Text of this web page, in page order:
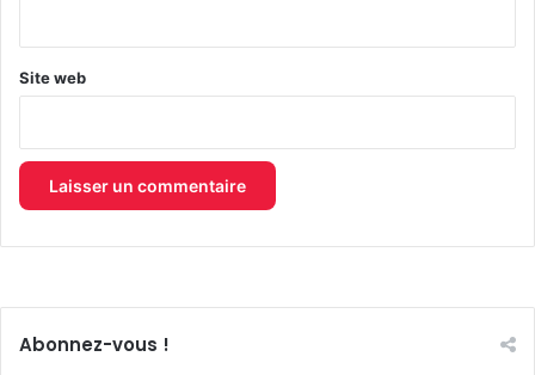
Site web
Abonnez-vous !